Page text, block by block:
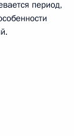
период,